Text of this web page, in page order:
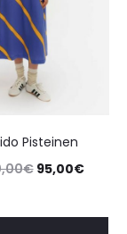
Pisteinen
€ 95,00€